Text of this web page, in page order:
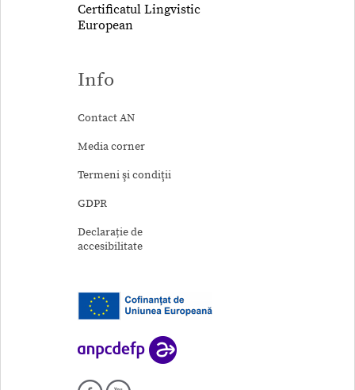
Certificatul Lingvistic
European
Info
Contact AN
Media corner
Termeni şi condiţii
GDPR
Declarație de
accesibilitate